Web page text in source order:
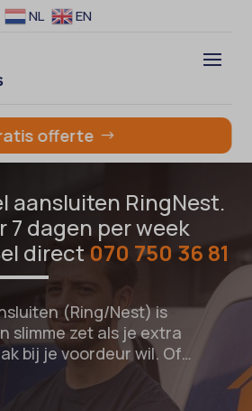
NL EN
offerte
aansluiten RingNest.
7 dagen per week
direct070 750 36 81
(Ring/Nest) is
slimme zet als je extra
bij je voordeur wil. Of…